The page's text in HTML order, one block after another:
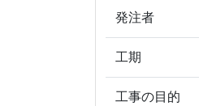
発注者
工期
工事の目的